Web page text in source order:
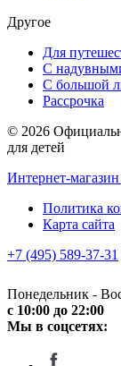
Другое
Для
С
С большой
Рассрочка
© 2026
для детей
Интернет-магазин
Политика
Карта сайта
+7 (495) 589-37-31
Понедельник -
c 10:00 до 22:00
Мы в соцсетях: